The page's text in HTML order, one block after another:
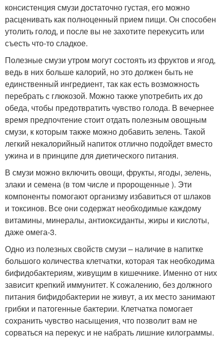
консистенция смузи достаточно густая, его можно
расценивать как полноценный прием пищи. Он способен
утолить голод, и после вы не захотите перекусить или
съесть что-то сладкое.
Полезные смузи утром могут состоять из фруктов и ягод,
ведь в них больше калорий, но это должен быть не
единственный ингредиент, так как есть возможность
перебрать с глюкозой. Можно также употребить их до
обеда, чтобы предотвратить чувство голода. В вечернее
время предпочтение стоит отдать полезным овощным
смузи, к которым также можно добавить зелень. Такой
легкий некалорийный напиток отлично подойдет вместо
ужина и в принципе для диетического питания.
В смузи можно включить овощи, фрукты, ягоды, зелень,
злаки и семена (в том числе и пророщенные ). Эти
компоненты помогают организму избавиться от шлаков
и токсинов. Все они содержат необходимые каждому
витамины, минералы, антиоксиданты, жиры и кислоты,
даже омега-3.
Одно из полезных свойств смузи – наличие в напитке
большого количества клетчатки, которая так необходима
бифидобактериям, живущим в кишечнике. Именно от них
зависит крепкий иммунитет. К сожалению, без должного
питания бифидобактерии не живут, а их место занимают
грибки и патогенные бактерии. Клетчатка помогает
сохранить чувство насыщения, что позволит вам не
сорваться на перекус и не набрать лишние килограммы.